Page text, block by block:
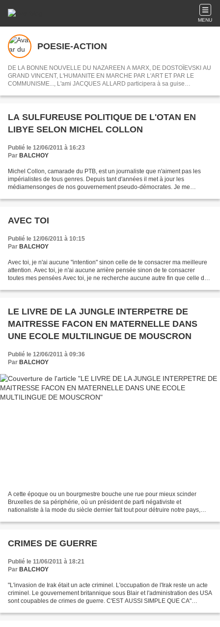
MENU
POESIE-ACTION
DE LA BONNE NOUVELLE DU NAZAREEN A MARX, DE DOSTOÏEVSKI AU
GRAND VINCENT, L'HUMANITE EN MARCHE PAR L'ART ET PAR LE
COMMUNISME..., L'ami JACQUES ALLARD participera à sa guise
articles choisis.
LA SULFUREUSE POLITIQUE DE L'OTAN EN
LIBYE SELON MICHEL COLLON
Publié le 12/06/2011 à 16:23
Par BALCHOY
Michel Collon, camarade du PTB, est un journaliste que n'aiment pas les
impérialistes de tous genres. Depuis tant d'années il met à jour les
médiamensonges de nos gouvernement pseudo-démocrates. Je me
AVEC TOI
Publié le 12/06/2011 à 10:15
Par BALCHOY
Avec toi, je n'ai aucune "intention" sinon celle de te consacrer ma meilleure
attention. Avec toi, je n'ai aucune arrière pensée sinon de te consacrer
toutes mes pensées Avec toi, je ne recherche aucune autre fin que celle de
LE LIVRE DE LA JUNGLE INTERPETRE DE
MAITRESSE FACON EN MATERNELLE DANS
UNE ECOLE MULTILINGUE DE MOUSCRON
Publié le 12/06/2011 à 09:36
Par BALCHOY
A cette époque ou un bourgmestre bouche une rue pour mieux scinder
Bruxelles de sa périphérie, où un président de parti négativiste et
nationaliste à la mode du siècle dernier fait tout pour détruire notre pays,
CRIMES DE GUERRE
Publié le 11/06/2011 à 18:21
Par BALCHOY
"L'invasion de Irak était un acte criminel. L'occupation de l'Irak reste un acte
criminel. Le gouvernement britannique sous Blair et l'administration des USA
sont coupables de crimes de guerre. C'EST AUSSI SIMPLE QUE CA"